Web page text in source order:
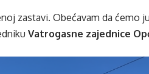
zastavi. Obećavam da ćemo
Vatrogasne zajednice